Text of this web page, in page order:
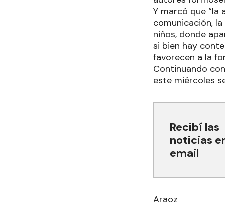
Y marcó que
comunicación,
niños, donde
si bien hay
favorecen a la
Continuando
este miércoles
Recibí las
noticias
email
Araoz